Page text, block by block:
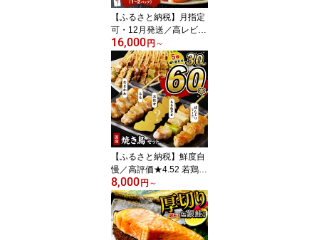
さと納税 干し芋 ダイエ
ット
【ふるさと納税】月指定
可・12月発送／高レビュ
ー★鮮度抜群！棒肉ポー
ション！生本ズワイガニ
棒肉ポーション 20～60
本 選べる ずわい蟹 冷凍
ふるさと納税 かに ふる
さと納税 カニ ポーショ
ン ふるさと納税 ポーシ
ョン 生ズワイ カニ刺身
かにしゃぶ
16,000 円 ～
【ふるさと納税】鮮度自
慢／高評価★4.52 若鶏
焼き鳥セット 5種盛り合
わせ 30本 60本 選べる 本
数 焼鳥 ヤキトリ yakitori
鶏肉 モモ ネギま 鶏皮 ぼ
んじり 串 国産 チキン 冷
8,000 円 ～